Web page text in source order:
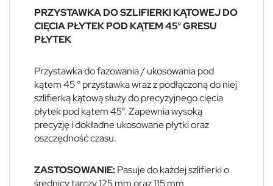
PRZYSTAWKA DO SZLIFIERKI KĄTOWEJ DO
CIĘCIA PŁYTEK POD KĄTEM 45° GRESU
PŁYTEK
Przystawka do fazowania / ukosowania pod
kątem 45 ° przystawka wraz z podłączoną do niej
szlifierką kątową służy do precyzyjnego cięcia
płytek pod kątem 45°. Zapewnia wysoką
precyzję i dokładne ukosowane płytki oraz
oszczędność czasu.
ZASTOSOWANIE:Pasuje do każdej szlifierki o
średnicy tarczy 125 mm oraz 115 mm